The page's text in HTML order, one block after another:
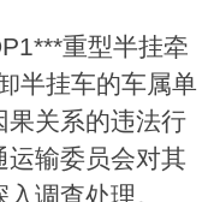
重型半挂牵
半挂车的车属单
果关系的违法行
运输委员会对其
调查处理。